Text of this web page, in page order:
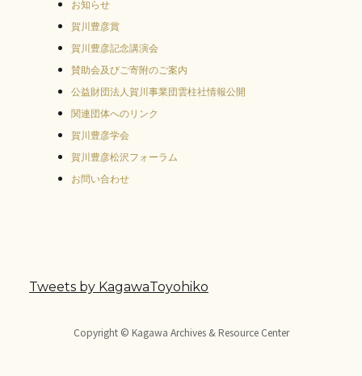
お知らせ
賀川豊彦賞
賀川豊彦記念講演会
賛助会及びご寄附のご案内
公益財団法人賀川事業団雲柱社情報公開
関連団体へのリンク
賀川豊彦学会
賀川豊彦松沢フォーラム
お問い合わせ
Tweets by KagawaToyohiko
Copyright © Kagawa Archives & Resource Center